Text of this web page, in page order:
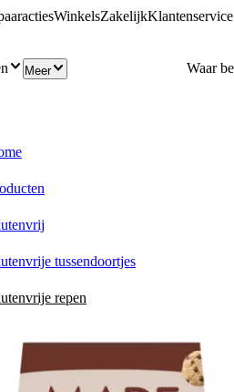
WinkelsZakelijkKlantenservice
Meer
tussendoortjes
repen